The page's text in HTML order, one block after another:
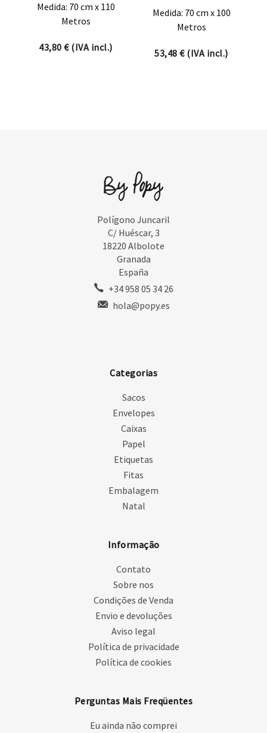
Medida: 70 cm x 110
Metros
43,80€(IVA incl.)
Medida: 70 cm x 100
Metros
53,48€(IVA incl.)
Polígono Juncaril
C/ Huéscar, 3
18220 Albolote
Granada
España
+34 958 05 34 26
hola@popy.es
Categorias
Sacos
Envelopes
Caixas
Papel
Etiquetas
Fitas
Embalagem
Natal
Informação
Contato
Sobre nos
Condições de Venda
Envio e devoluções
Aviso legal
Política de privacidade
Política de cookies
Perguntas Mais Freqüentes
Eu ainda não comprei